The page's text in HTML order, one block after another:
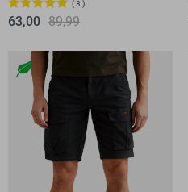
3
63,00 89,99